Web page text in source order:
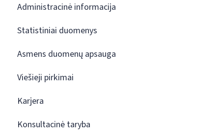
Administracinė informacija
Statistiniai duomenys
Asmens duomenų apsauga
Viešieji pirkimai
Karjera
Konsultacinė taryba